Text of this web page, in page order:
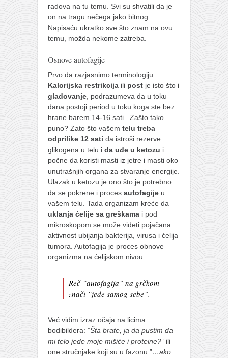
radova na tu temu. Svi su shvatili da je
on na tragu nečega jako bitnog.
Napisaću ukratko sve što znam na ovu
temu, možda nekome zatreba.
Osnove autofagije
Prvo da razjasnimo terminologiju.
Kalorijska restrikcija ili post je isto što i
gladovanje , podrazumeva da u toku
dana postoji period u toku koga ste bez
hrane barem 14-16 sati. Zašto tako
puno? Zato što vašem telu treba
odprilike 12 sati da istroši rezerve
glikogena u telu i da uđe u ketozu i
počne da koristi masti iz jetre i masti oko
unutrašnjih organa za stvaranje energije.
Ulazak u ketozu je ono što je potrebno
da se pokrene i proces autofagije u
vašem telu. Tada organizam kreće da
uklanja ćelije sa greškama i pod
mikroskopom se može videti pojačana
aktivnost ubijanja bakterija, virusa i ćelija
tumora. Autofagija je proces obnove
organizma na ćelijskom nivou.
Reč ”autofagija” na grčkom
znači ”jede samog sebe”.
Već vidim izraz očaja na licima
bodibildera: ”Šta brate, ja da pustim da
mi telo jede moje mišiće i proteine?” ili
one stručnjake koji su u fazonu ”…ako